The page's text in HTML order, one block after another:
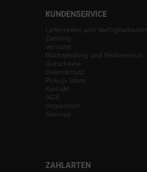
KUNDENSERVICE
Lieferzeiten und Verfügbarkeiten
Zahlung
Versand
Rücksendung und Reklamation
Gutscheine
Datenschutz
Pickup-Store
Kontakt
AGB
Impressum
Sitemap
ZAHLARTEN